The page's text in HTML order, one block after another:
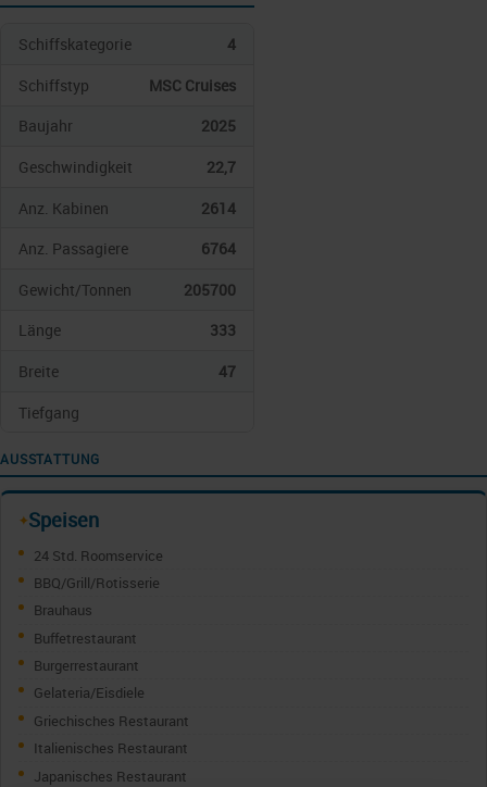
Schiffskategorie
4
Schiffstyp
MSC Cruises
Baujahr
2025
Geschwindigkeit
22,7
Anz. Kabinen
2614
Anz. Passagiere
6764
Gewicht/Tonnen
205700
Länge
333
Breite
47
Tiefgang
AUSSTATTUNG
✦Speisen
24 Std. Roomservice
BBQ/Grill/Rotisserie
Brauhaus
Buffetrestaurant
Burgerrestaurant
Gelateria/Eisdiele
Griechisches Restaurant
Italienisches Restaurant
Japanisches Restaurant